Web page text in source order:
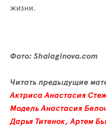
жизни.
Фото: Shalaginova.com
Читать предыдущие
Актриса Анастасия
Модель Анастасия
Дарья Титенок, Артем